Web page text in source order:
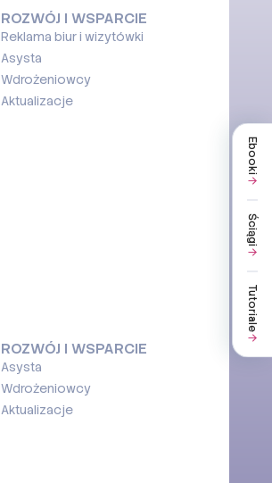
Ebooki
Ściągi
Tutoriale
ROZWÓJ I WSPARCIE
Reklama biur i wizytówki
Asysta
Wdrożeniowcy
Aktualizacje
ROZWÓJ I WSPARCIE
Asysta
Wdrożeniowcy
Aktualizacje